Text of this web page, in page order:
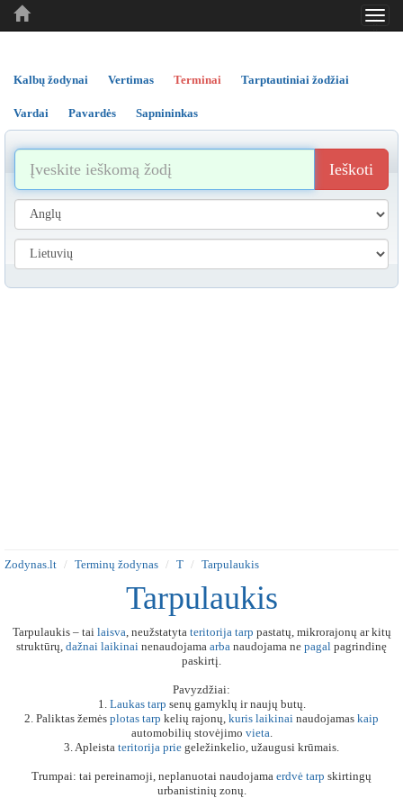
..
..
Kalbų žodynai Vertimas Terminai Tarptautiniai žodžiai
Vardai Pavardės Sapnininkas
Ieškoti
Zodynas.lt Terminų žodynas T Tarpulaukis
Tarpulaukis
Tarpulaukis – tai laisva, neužstatyta teritorija tarp pastatų, mikrorajonų ar kitų
struktūrų, dažnai laikinai nenaudojama arba naudojama ne pagal pagrindinę
paskirtį.
Pavyzdžiai:
1. Laukas tarp senų gamyklų ir naujų butų.
2. Paliktas žemės plotas tarp kelių rajonų, kuris laikinai naudojamas kaip
automobilių stovėjimo vieta.
3. Apleista teritorija prie geležinkelio, užaugusi krūmais.
Trumpai: tai pereinamoji, neplanuotai naudojama erdvė tarp skirtingų
urbanistinių zonų.